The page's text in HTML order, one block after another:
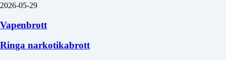
2026-05-29
Vapenbrott
Ringa narkotikabrott